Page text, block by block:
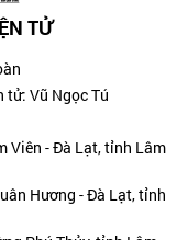
TỬ
tử: Vũ Ngọc Tú
Viên - Đà Lạt, tỉnh Lâm
Hương - Đà Lạt, tỉnh